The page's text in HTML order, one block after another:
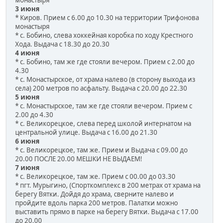
3 июня
* Киров. Прием с 6.00 до 10.30 на территории Трифонова
монастыря
* с. Бобино, слева хоккейная коробка по ходу Крестного
Хода. Выдача с 18.30 до 20.30
4 июня
* с. Бобино, там же где стояли вечером. Прием с 2.00 до
4.30
* с. Монастырское, от храма налево (в сторону выхода из
села) 200 метров по асфальту. Выдача с 20.00 до 22.30
5 июня
* с. Монастырское, там же где стояли вечером. Прием с
2.00 до 4.30
* с. Великорецкое, слева перед школой интернатом на
центральной улице. Выдача с 16.00 до 21.30
6 июня
* с. Великорецкое, там же. Прием и Выдача с 09.00 до
20.00 ПОСЛЕ 20.00 МЕШКИ НЕ ВЫДАЕМ!
7 июня
* с. Великорецкое, там же. Прием с 00.00 до 03.30
* пгт. Мурыгино, (Спорткомплекс в 200 метрах от храма на
берегу Вятки. Дойдя до храма, сверните налево и
пройдите вдоль парка 200 метров. Палатки можно
выставить прямо в парке на берегу Вятки. Выдача с 17.00
до 20.00